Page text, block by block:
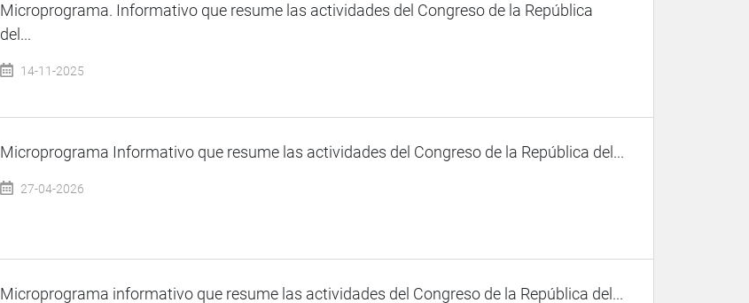
Microprograma. Informativo que resume las actividades del Congreso de la República
del...
14-11-2025
Microprograma Informativo que resume las actividades del Congreso de la República del...
27-04-2026
Microprograma informativo que resume las actividades del Congreso de la República del...